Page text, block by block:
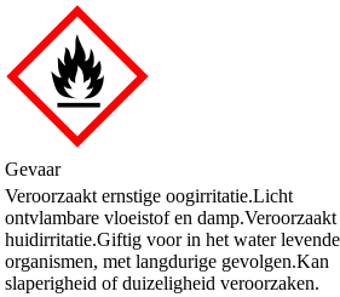
Gevaar
Veroorzaakt ernstige oogirritatie.Licht
ontvlambare vloeistof en damp.Veroorzaakt
huidirritatie.Giftig voor in het water levende
organismen, met langdurige gevolgen.Kan
slaperigheid of duizeligheid veroorzaken.